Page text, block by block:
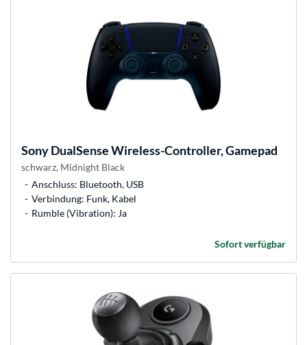
SonyDualSense Wireless-Controller, Gamepad
schwarz, Midnight Black
Anschluss: Bluetooth, USB
Verbindung: Funk, Kabel
Rumble (Vibration): Ja
Sofort verfügbar